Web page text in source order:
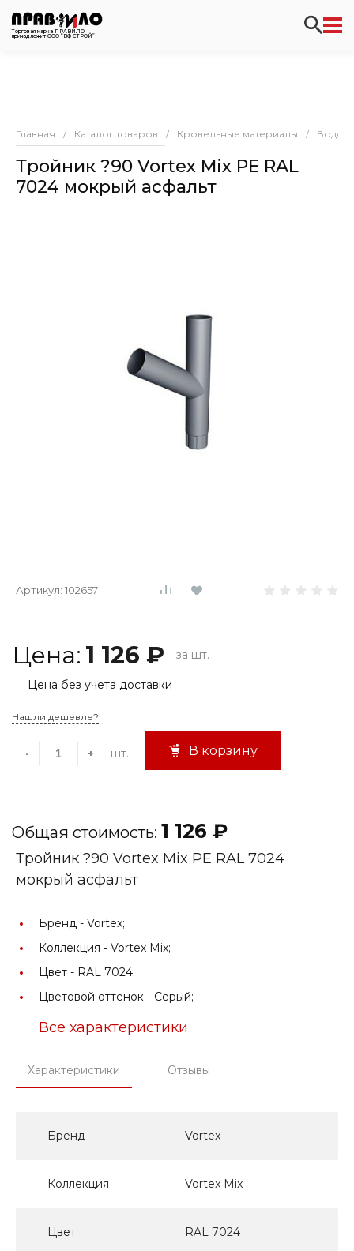
Торговая марка ПРАВИЛО
принадлежит ООО “ВФ СТРОЙ”
Главная / Каталог товаров / Кровельные материалы /
Тройник ?90 Vortex Mix PE RAL
7024 мокрый асфальт
Артикул: 102657
Цена: 1 126 ₽ за шт.
Цена без учета доставки
Общая стоимость: 1 126 ₽
Нашли дешевле?
- + шт. В корзину
Тройник ?90 Vortex Mix PE RAL 7024
мокрый асфальт
Бренд - Vortex;
Коллекция - Vortex Mix;
Цвет - RAL 7024;
Цветовой оттенок - Серый;
Все характеристики
Характеристики Отзывы
Бренд Vortex
Коллекция Vortex Mix
Цвет RAL 7024